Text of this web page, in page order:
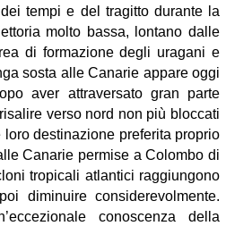
tempi e del tragitto durante la
molto bassa, lontano dalle
di formazione degli uragani e
sosta alle Canarie appare oggi
aver attraversato gran parte
verso nord non più bloccati
destinazione preferita proprio
Canarie permise a Colombo di
tropicali atlantici raggiungono
diminuire considerevolmente.
conoscenza della